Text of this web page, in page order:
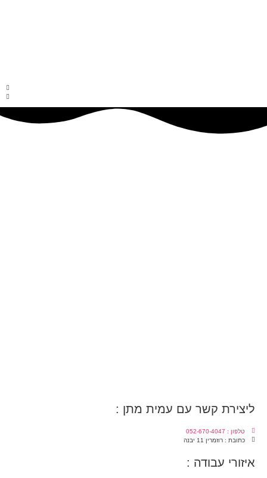
ליצירת קשר עם עמית מתן :
טלפון : 052-670-4047
כתובת : רוזמרין 11 יבנה
איזורי עבודה :